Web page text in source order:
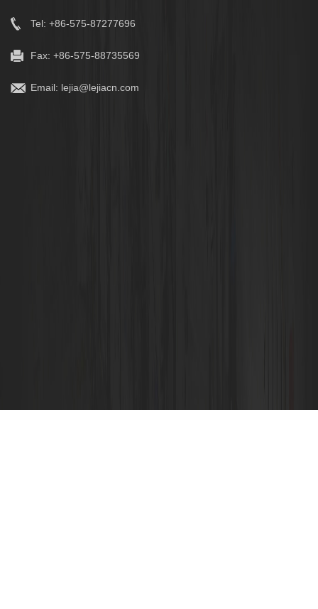
Tel: +86-575-87277696
Fax: +86-575-88735569
Email: lejia@lejiacn.com